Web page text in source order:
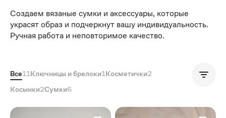
Создаем вязаные сумки и аксессуары, которые
украсят образ и подчеркнут вашу индивидуальность.
Ручная работа и неповторимое качество.
Все11Ключницы и брелоки1Косметички2
Косынки2Сумки6
Популярные